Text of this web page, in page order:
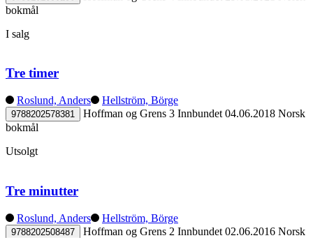
bokmål
I salg
Tre timer
Roslund, Anders Hellström, Börge
9788202578381 Hoffman og Grens 3 Innbundet 04.06.2018 Norsk
bokmål
Utsolgt
Tre minutter
Roslund, Anders Hellström, Börge
9788202508487 Hoffman og Grens 2 Innbundet 02.06.2016 Norsk